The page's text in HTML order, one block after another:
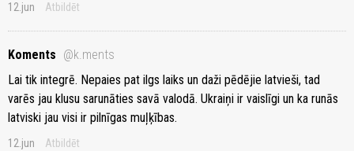
12.jun Atbildēt
Kоments @k.ments
Lai tik integrē. Nepaies pat ilgs laiks un daži pēdējie latvieši, tad
varēs jau klusu sarunāties savā valodā. Ukraiņi ir vaislīgi un ka runās
latviski jau visi ir pilnīgas muļķības.
12.jun Atbildēt